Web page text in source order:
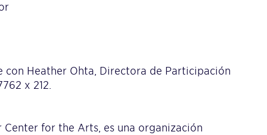
con Heather Ohta, Directora de Participación
x 212.
for the Arts, es una organización